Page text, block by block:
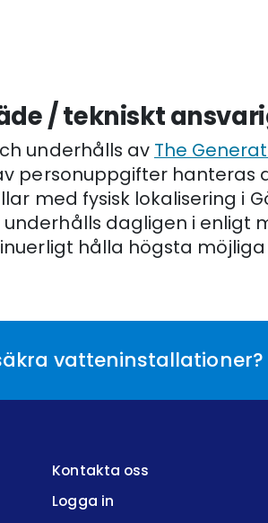
/ tekniskt
underhålls av The
personuppgifter hanteras
med fysisk lokalisering i
dagligen i enligt
hålla högsta möjliga
vatteninstallationer?
Kontakta oss
Logga in